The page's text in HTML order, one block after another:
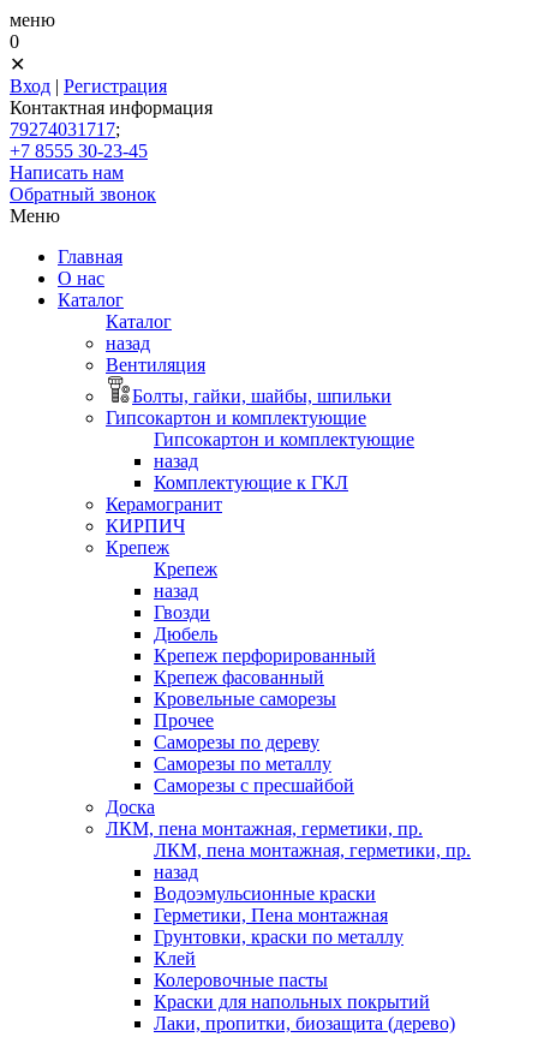
меню
0
✕
Вход | Регистрация
Контактная информация
79274031717;
+7 8555 30-23-45
Написать нам
Обратный звонок
Меню
Главная
О нас
Каталог
Каталог
назад
Вентиляция
Болты, гайки, шайбы, шпильки
Гипсокартон и комплектующие
Гипсокартон и комплектующие
назад
Комплектующие к ГКЛ
Керамогранит
КИРПИЧ
Крепеж
Крепеж
назад
Гвозди
Дюбель
Крепеж перфорированный
Крепеж фасованный
Кровельные саморезы
Прочее
Саморезы по дереву
Саморезы по металлу
Саморезы с пресшайбой
Доска
ЛКМ, пена монтажная, герметики, пр.
ЛКМ, пена монтажная, герметики, пр.
назад
Водоэмульсионные краски
Герметики, Пена монтажная
Грунтовки, краски по металлу
Клей
Колеровочные пасты
Краски для напольных покрытий
Лаки, пропитки, биозащита (дерево)